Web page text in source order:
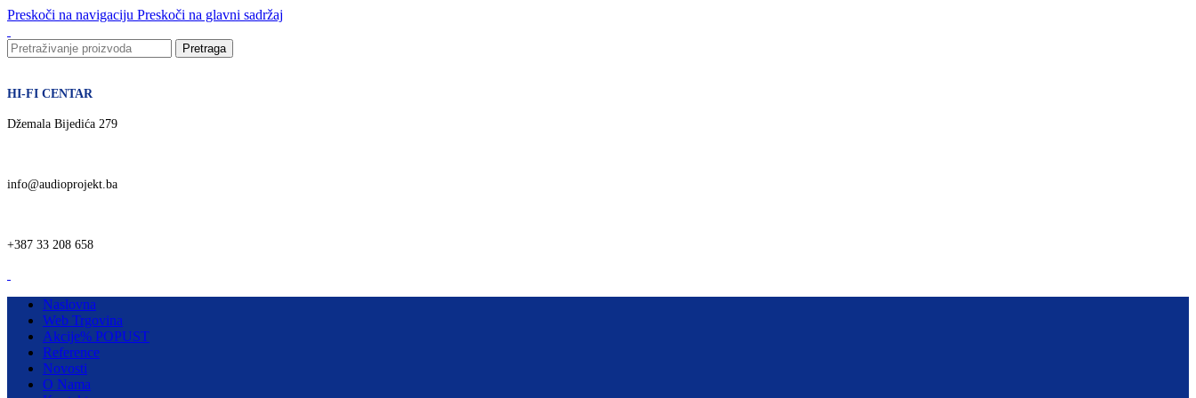
Preskoči na navigaciju Preskoči na glavni sadržaj
Pretraga
HI-FI CENTAR
Džemala Bijedića 279
info@audioprojekt.ba
+387 33 208 658
Naslovna
Web Trgovina
Akcije% POPUST
Reference
Novosti
O Nama